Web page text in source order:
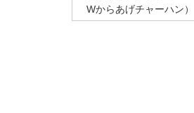
Wからあげチャーハン）